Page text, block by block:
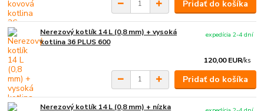
Pridať do košíka
Nerezový kotlík 14 L (0,8 mm) + vysoká
kotlina 36 PLUS 600
120,00 EUR/ks
expedícia 2-4 dní
Pridať do košíka
Nerezový kotlík 14 L (0,8 mm) + nízka